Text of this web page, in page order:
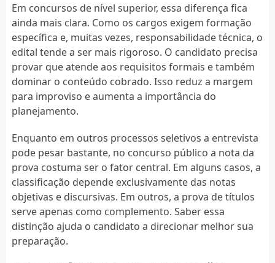
Em concursos de nível superior, essa diferença fica
ainda mais clara. Como os cargos exigem formação
específica e, muitas vezes, responsabilidade técnica, o
edital tende a ser mais rigoroso. O candidato precisa
provar que atende aos requisitos formais e também
dominar o conteúdo cobrado. Isso reduz a margem
para improviso e aumenta a importância do
planejamento.
Enquanto em outros processos seletivos a entrevista
pode pesar bastante, no concurso público a nota da
prova costuma ser o fator central. Em alguns casos, a
classificação depende exclusivamente das notas
objetivas e discursivas. Em outros, a prova de títulos
serve apenas como complemento. Saber essa
distinção ajuda o candidato a direcionar melhor sua
preparação.